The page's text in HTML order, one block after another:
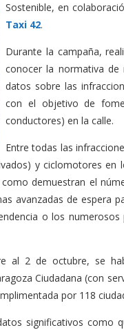
Sostenible, en
Taxi 42.
Durante la campaña,
conocer la normativa de
datos sobre las
con el objetivo de
conductores) en la calle.
Entre todas las
y ciclomotores
demuestran el
avanzadas de espera
o los
al 2 de octubre, se
Ciudadana (con
por 118
significativos como